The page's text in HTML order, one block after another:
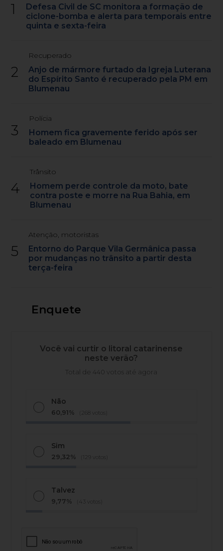
1
Defesa Civil de SC monitora a formação de
ciclone-bomba e alerta para temporais entre
quinta e sexta-feira
2
Recuperado
Anjo de mármore furtado da Igreja Luterana
do Espírito Santo é recuperado pela PM em
Blumenau
3
Polícia
Homem fica gravemente ferido após ser
baleado em Blumenau
4
Trânsito
Homem perde controle da moto, bate
contra poste e morre na Rua Bahia, em
Blumenau
5
Atenção, motoristas
Entorno do Parque Vila Germânica passa
por mudanças no trânsito a partir desta
terça-feira
Enquete
Você vai curtir o litoral catarinense
neste verão?
Total de 440 votos até agora
Não
60,91% (268 votos)
Sim
29,32% (129 votos)
Talvez
9,77% (43 votos)